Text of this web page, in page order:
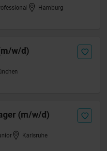
Hamburg
w/d)
(m/w/d)
Karlsruhe